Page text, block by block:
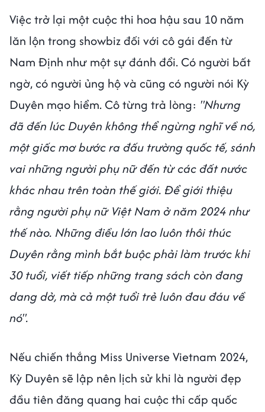
Việc trở lại một cuộc thi hoa hậu sau 10 năm
lăn lộn trong showbiz đối với cô gái đến từ
Nam Định như một sự đánh đổi. Có người bất
ngờ, có người ủng hộ và cũng có người nói Kỳ
Duyên mạo hiểm. Cô từng trả lòng: "Nhưng
đã đến lúc Duyên không thể ngừng nghĩ về nó,
một giấc mơ bước ra đấu trường quốc tế, sánh
vai những người phụ nữ đến từ các đất nước
khác nhau trên toàn thế giới. Để giới thiệu
rằng người phụ nữ Việt Nam ở năm 2024 như
thế nào. Những điều lớn lao luôn thôi thúc
Duyên rằng mình bắt buộc phải làm trước khi
30 tuổi, viết tiếp những trang sách còn đang
dang dở, mà cả một tuổi trẻ luôn đau đáu về
nó".
Nếu chiến thắng Miss Universe Vietnam 2024,
Kỳ Duyên sẽ lập nên lịch sử khi là người đẹp
đầu tiên đăng quang hai cuộc thi cấp quốc